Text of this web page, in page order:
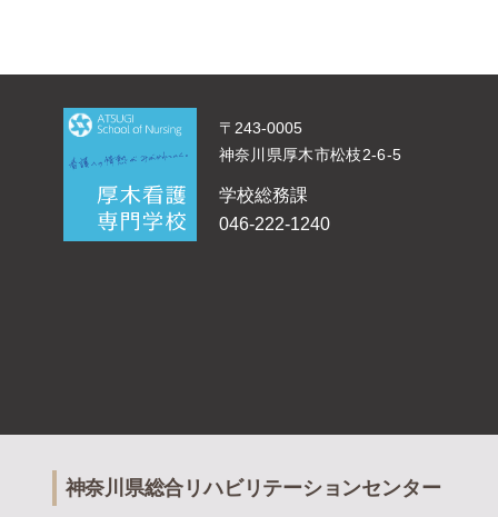
〒243-0005
神奈川県厚木市松枝2-6-5
学校総務課
046-222-1240
神奈川県総合リハビリテーションセンター